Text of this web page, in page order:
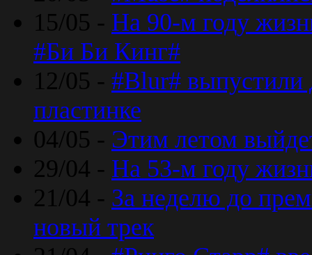
15/05 - На 90-м году
#Би Би Кинг#
12/05 - #Blur# выпустили
пластинке
04/05 - Этим летом
29/04 - На 53-м году
21/04 - За неделю до
новый трек